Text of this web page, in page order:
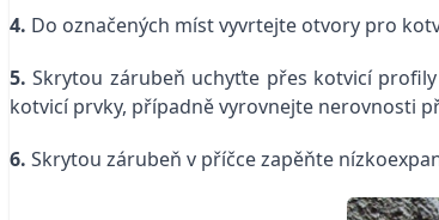
4. Do označených míst vyvrtejte otvory pro
5. Skrytou zárubeň uchyťte přes kotvicí
kotvicí prvky, případně vyrovnejte nerovnosti
6. Skrytou zárubeň v příčce zapěňte